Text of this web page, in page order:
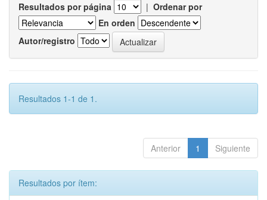
Resultados por página | Ordenar por
En orden
Autor/registro
Resultados 1-1 de 1.
Anterior 1 Siguiente
Resultados por ítem: